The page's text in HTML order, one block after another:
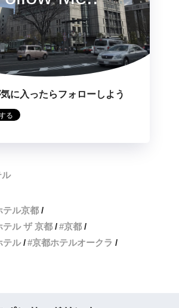
に入ったらフォローしよう
ル
テル京都
テル ザ 京都
京都
テル
京都ホテルオークラ